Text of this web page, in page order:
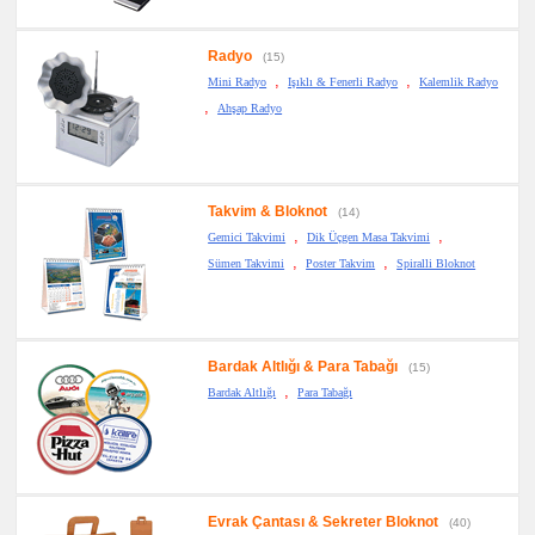
Radyo
(15)
Mini Radyo
, Işıklı & Fenerli Radyo , Kalemlik Radyo
, Ahşap Radyo
Takvim & Bloknot
(14)
Gemici Takvimi
, Dik Üçgen Masa Takvimi ,
Sümen Takvimi , Poster Takvim , Spiralli Bloknot
Bardak Altlığı & Para Tabağı
(15)
Bardak Altlığı
, Para Tabağı
Evrak Çantası & Sekreter Bloknot
(40)